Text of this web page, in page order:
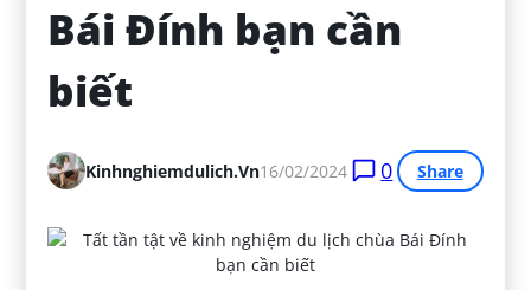
Bái Đính bạn cần
biết
Kinhnghiemdulich.vn16/02/2024 0 Share